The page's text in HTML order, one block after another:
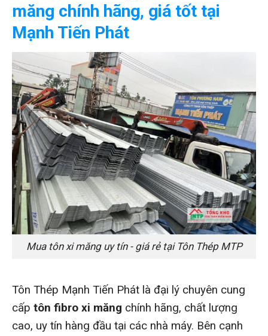
măng chính hãng, giá tốt tại
Mạnh Tiến Phát
Mua tôn xi măng uy tín - giá rẻ tại Tôn Thép MTP
Tôn Thép Mạnh Tiến Phát là đại lý chuyên cung
cấp tôn fibro xi măng chính hãng, chất lượng
cao, uy tín hàng đầu tại các nhà máy. Bên cạnh